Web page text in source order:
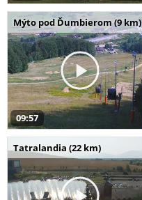
Mýto pod Ďumbierom (9 km)
09:57
Tatralandia (22 km)